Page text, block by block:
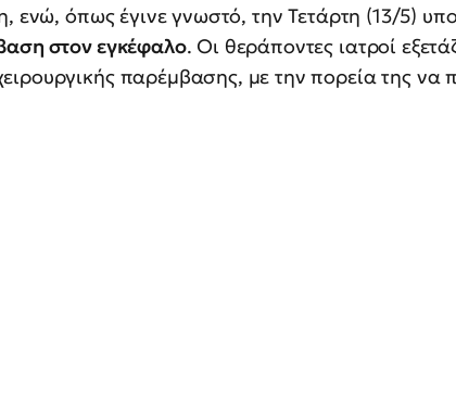
ενώ, όπως έγινε γνωστό, την Τετάρτη (13/5)
στον εγκέφαλο. Οι θεράποντες ιατροί
παρέμβασης, με την πορεία της να